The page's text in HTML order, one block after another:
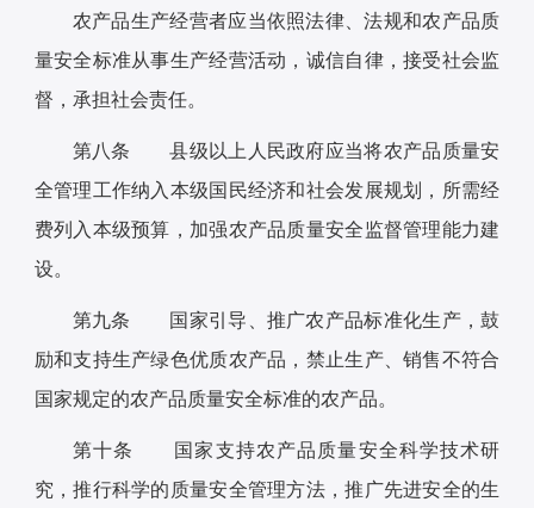
农产品生产经营者应当依照法律、法规和农产品质
量安全标准从事生产经营活动，诚信自律，接受社会监
督，承担社会责任。
第八条 县级以上人民政府应当将农产品质量安
全管理工作纳入本级国民经济和社会发展规划，所需经
费列入本级预算，加强农产品质量安全监督管理能力建
设。
第九条 国家引导、推广农产品标准化生产，鼓
励和支持生产绿色优质农产品，禁止生产、销售不符合
国家规定的农产品质量安全标准的农产品。
第十条 国家支持农产品质量安全科学技术研
究，推行科学的质量安全管理方法，推广先进安全的生